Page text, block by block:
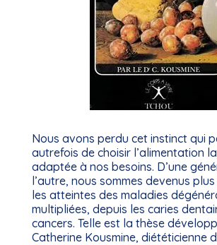
Nous avons perdu cet instinct qui
autrefois de choisir l’alimentation
adaptée à nos besoins. D’une
l’autre, nous sommes devenus
les atteintes des maladies
multipliées, depuis les caries
cancers. Telle est la thèse
Catherine Kousmine, diététicienne